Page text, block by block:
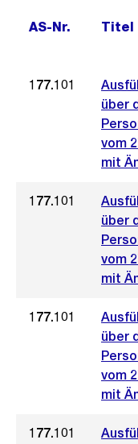
AS-Nr. Titel
177.101
über
vom
mit
177.101
über
vom
mit
177.101
über
vom
mit
177.101